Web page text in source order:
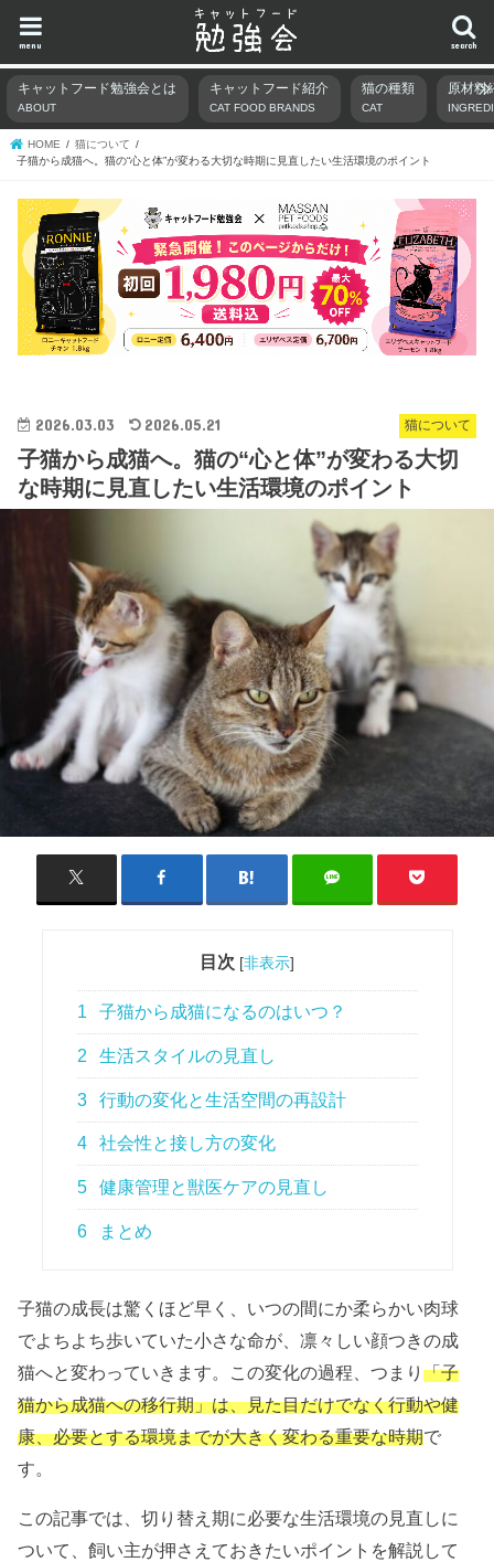
search
menu
キャットフード勉強会とは
ABOUT
キャットフード紹介
CAT FOOD BRANDS
猫の種類
CAT
原材料
HOME
猫について
子猫から成猫へ。猫の“心と体”が変わる大切な時期に見直したい生活環境のポイント
猫について
2026.03.03 2026.05.21
子猫から成猫へ。猫の“心と体”が変わる大切
な時期に見直したい生活環境のポイント
目次 [非表示]
1 子猫から成猫になるのはいつ？
2 生活スタイルの見直し
3 行動の変化と生活空間の再設計
4 社会性と接し方の変化
5 健康管理と獣医ケアの見直し
6 まとめ
子猫の成長は驚くほど早く、いつの間にか柔らかい肉球
でよちよち歩いていた小さな命が、凛々しい顔つきの成
猫へと変わっていきます。この変化の過程、つまり「子
猫から成猫への移行期」は、見た目だけでなく行動や健
康、必要とする環境までが大きく変わる重要な時期で
す。
この記事では、切り替え期に必要な生活環境の見直しに
ついて、飼い主が押さえておきたいポイントを解説して